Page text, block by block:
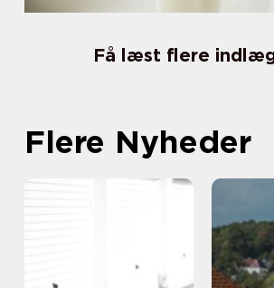
Få læst flere
Flere Nyheder